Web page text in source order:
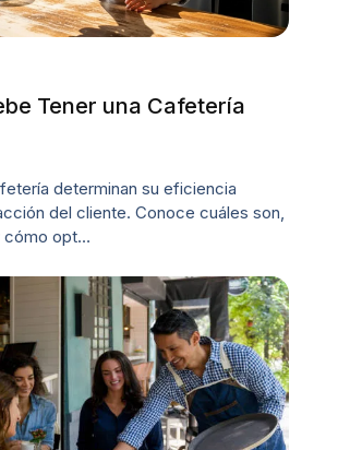
Tener una Cafetería
determinan su eficiencia
del cliente. Conoce cuáles son,
cómo opt…